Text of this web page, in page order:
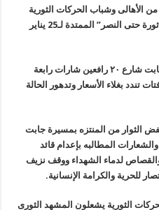
الأهالى وشباب الحركات الثورية
ونساء ضد الانقلاب، استمرارًا لموجة “ثورة حتى النصر” الممتدة لـ25 يناير
ومن الرمل انتفض الثوار فى مسيرة جابت شارع ٢٠ رافعين شارات رابعة
تندد بغلاء الأسعار وتدهور الحالة
الثوار من المنتزه بمسيرة جابت
المطالبه بإعدام قائد
والقصاص لدماء الشهداء ووقف نزيف
للحرية والكرامة الإنسانية.
الثورية يشعلون المشهد الثورى